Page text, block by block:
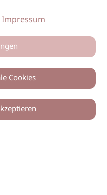
Impressum
Cookies